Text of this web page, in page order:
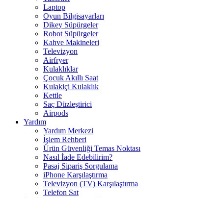
Laptop
Oyun Bilgisayarları
Dikey Süpürgeler
Robot Süpürgeler
Kahve Makineleri
Televizyon
Airfryer
Kulaklıklar
Çocuk Akıllı Saat
Kulakiçi Kulaklık
Kettle
Saç Düzleştirici
Airpods
Yardım
Yardım Merkezi
İşlem Rehberi
Ürün Güvenliği Temas Noktası
Nasıl İade Edebilirim?
Pasaj Sipariş Sorgulama
iPhone Karşılaştırma
Televizyon (TV) Karşılaştırma
Telefon Sat